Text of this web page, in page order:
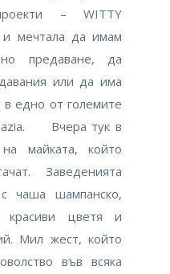
– WITTY
мечтала да имам
предаване, да
или да има
едно от големите
Вчера тук в
майката, който
Заведенията
чаша шампанско,
цветя и
Мил жест, който
във всяка